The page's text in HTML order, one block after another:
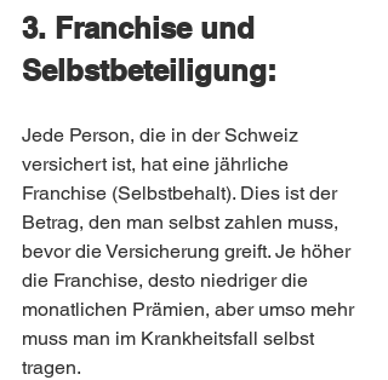
3. Franchise und
Selbstbeteiligung:
Jede Person, die in der Schweiz
versichert ist, hat eine jährliche
Franchise (Selbstbehalt). Dies ist der
Betrag, den man selbst zahlen muss,
bevor die Versicherung greift. Je höher
die Franchise, desto niedriger die
monatlichen Prämien, aber umso mehr
muss man im Krankheitsfall selbst
tragen.